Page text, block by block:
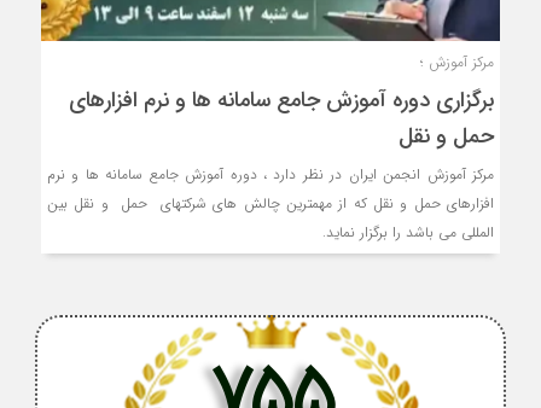
مرکز آموزش ؛
برگزاری دوره آموزش جامع سامانه ها و نرم افزارهای
حمل و نقل
مرکز آموزش انجمن ایران در نظر دارد ، دوره آموزش جامع سامانه ها و نرم
افزارهای حمل و نقل که از مهمترین چالش های شرکتهای حمل و نقل بین
المللی می باشد را برگزار نماید.